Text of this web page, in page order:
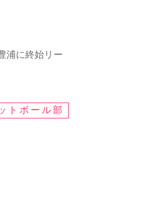
浦に終始リー
トボール部